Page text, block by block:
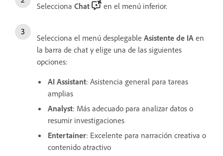
Selecciona Chat en el menú inferior.
Selecciona el menú desplegable Asistente de IA en
la barra de chat y elige una de las siguientes
opciones:
AI Assistant: Asistencia general para tareas
amplias
Analyst: Más adecuado para analizar datos o
resumir investigaciones
Entertainer: Excelente para narración creativa o
contenido atractivo